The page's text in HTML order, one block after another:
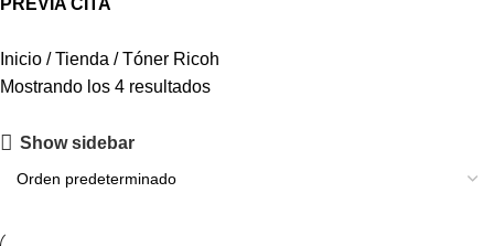
PREVIA CITA
Inicio Tienda
Tóner Ricoh
Mostrando los 4 resultados
Show sidebar